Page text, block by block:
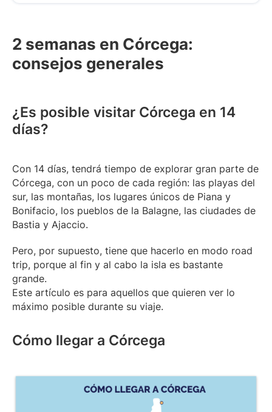
2 semanas en Córcega:
consejos generales
¿Es posible visitar Córcega en 14
días?
Con 14 días, tendrá tiempo de explorar gran parte de
Córcega, con un poco de cada región: las playas del
sur, las montañas, los lugares únicos de Piana y
Bonifacio, los pueblos de la Balagne, las ciudades de
Bastia y Ajaccio.
Pero, por supuesto, tiene que hacerlo en modo road
trip, porque al fin y al cabo la isla es bastante
grande.
Este artículo es para aquellos que quieren ver lo
máximo posible durante su viaje.
Cómo llegar a Córcega